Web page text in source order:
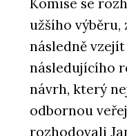
Komise se
užšího výběru,
následně
následujícího
návrh, který
odbornou
rozhodovali